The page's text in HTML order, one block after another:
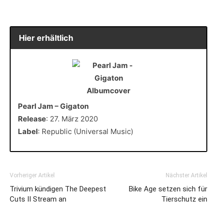
Hier erhältlich
Pearl Jam – Gigaton
Release: 27. März 2020
Label: Republic (Universal Music)
Vorheriger Artikel
Trivium kündigen The Deepest
Cuts II Stream an
Nächster Artikel
Bike Age setzen sich für
Tierschutz ein